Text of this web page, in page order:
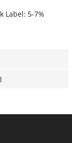
Label: 5-7%